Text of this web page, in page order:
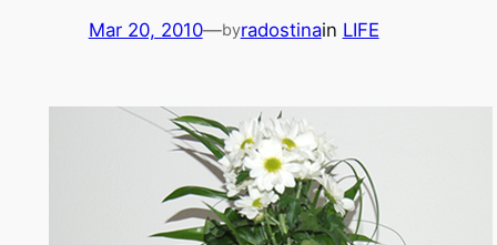
Mar 20, 2010—byradostinain LIFE